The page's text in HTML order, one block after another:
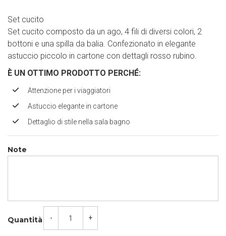
Set cucito
Set cucito composto da un ago, 4 fili di diversi colori, 2
bottoni e una spilla da balia. Confezionato in elegante
astuccio piccolo in cartone con dettagli rosso rubino.
È UN OTTIMO PRODOTTO PERCHÉ:
Attenzione per i viaggiatori
Astuccio elegante in cartone
Dettaglio di stile nella sala bagno
Note
Quantità - +